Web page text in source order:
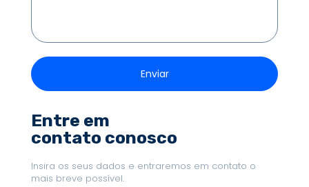
Entre em
contato conosco
Insira os seus dados e entraremos em contato o
mais breve possível.